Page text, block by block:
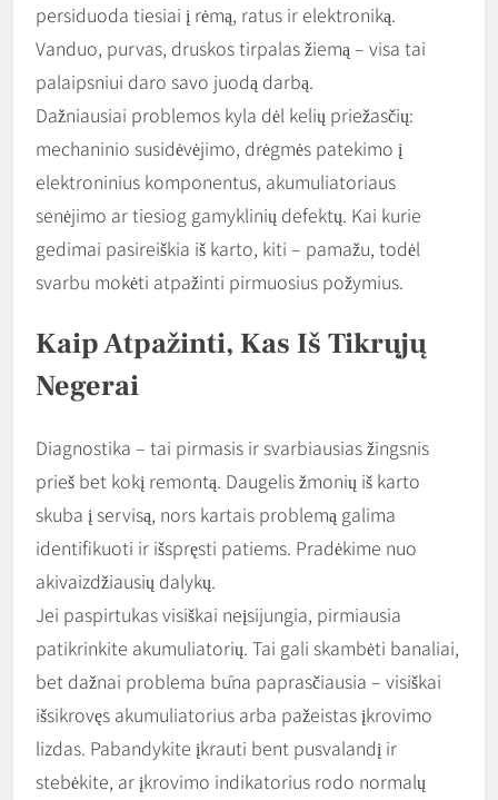
persiduoda tiesiai į rėmą, ratus ir elektroniką.
Vanduo, purvas, druskos tirpalas žiemą – visa tai
palaipsniui daro savo juodą darbą.
Dažniausiai problemos kyla dėl kelių priežasčių:
mechaninio susidėvėjimo, drėgmės patekimo į
elektroninius komponentus, akumuliatoriaus
senėjimo ar tiesiog gamyklinių defektų. Kai kurie
gedimai pasireiškia iš karto, kiti – pamažu, todėl
svarbu mokėti atpažinti pirmuosius požymius.
Kaip Atpažinti, Kas Iš Tikrųjų
Negerai
Diagnostika – tai pirmasis ir svarbiausias žingsnis
prieš bet kokį remontą. Daugelis žmonių iš karto
skuba į servisą, nors kartais problemą galima
identifikuoti ir išspręsti patiems. Pradėkime nuo
akivaizdžiausių dalykų.
Jei paspirtukas visiškai neįsijungia, pirmiausia
patikrinkite akumuliatorių. Tai gali skambėti banaliai,
bet dažnai problema būna paprasčiausia – visiškai
išsikrovęs akumuliatorius arba pažeistas įkrovimo
lizdas. Pabandykite įkrauti bent pusvalandį ir
stebėkite, ar įkrovimo indikatorius rodo normalų